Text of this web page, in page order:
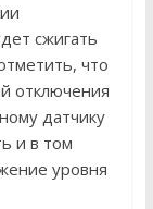
сжигать
что
отключения
датчику
и в том
уровня